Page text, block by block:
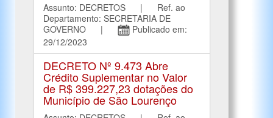
Assunto: DECRETOS | Ref. ao
Departamento: SECRETARIA DE
GOVERNO |
Publicado em:
29/12/2023
DECRETO Nº 9.473 Abre
Crédito Suplementar no Valor
de R$ 399.227,23 dotações do
Município de São Lourenço